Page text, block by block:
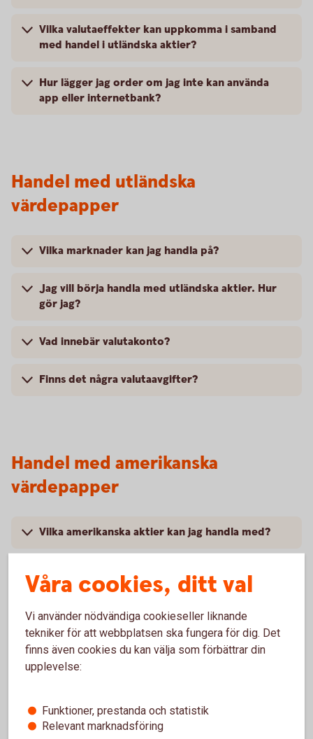
Vilka valutaeffekter kan uppkomma i samband
med handel i utländska aktier?
Hur lägger jag order om jag inte kan använda
app eller internetbank?
Handel med utländska
värdepapper
Vilka marknader kan jag handla på?
Jag vill börja handla med utländska aktier. Hur
gör jag?
Vad innebär valutakonto?
Finns det några valutaavgifter?
Handel med amerikanska
värdepapper
Vilka amerikanska aktier kan jag handla med?
online?
När ska aktierna betalas?
Våra cookies, ditt val
Vi använder nödvändiga cookieseller liknande
tekniker för att webbplatsen ska fungera för dig. Det
finns även cookies du kan välja som förbättrar din
upplevelse:
Funktioner, prestanda och statistik
Relevant marknadsföring